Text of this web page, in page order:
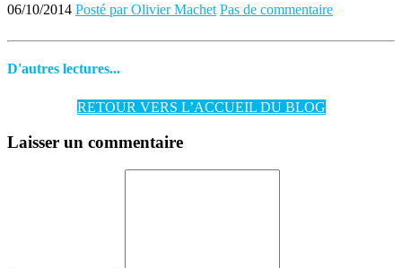
06/10/2014 Posté par Olivier Machet Pas de commentaire
D'autres lectures...
RETOUR VERS L’ACCUEIL DU BLOG
Laisser un commentaire